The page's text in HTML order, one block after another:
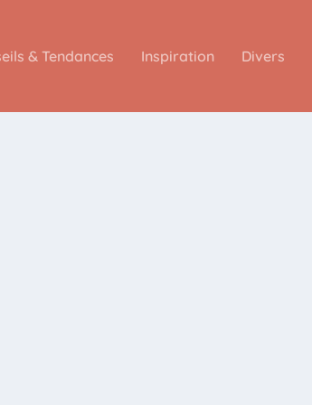
& Tendances Inspiration Divers